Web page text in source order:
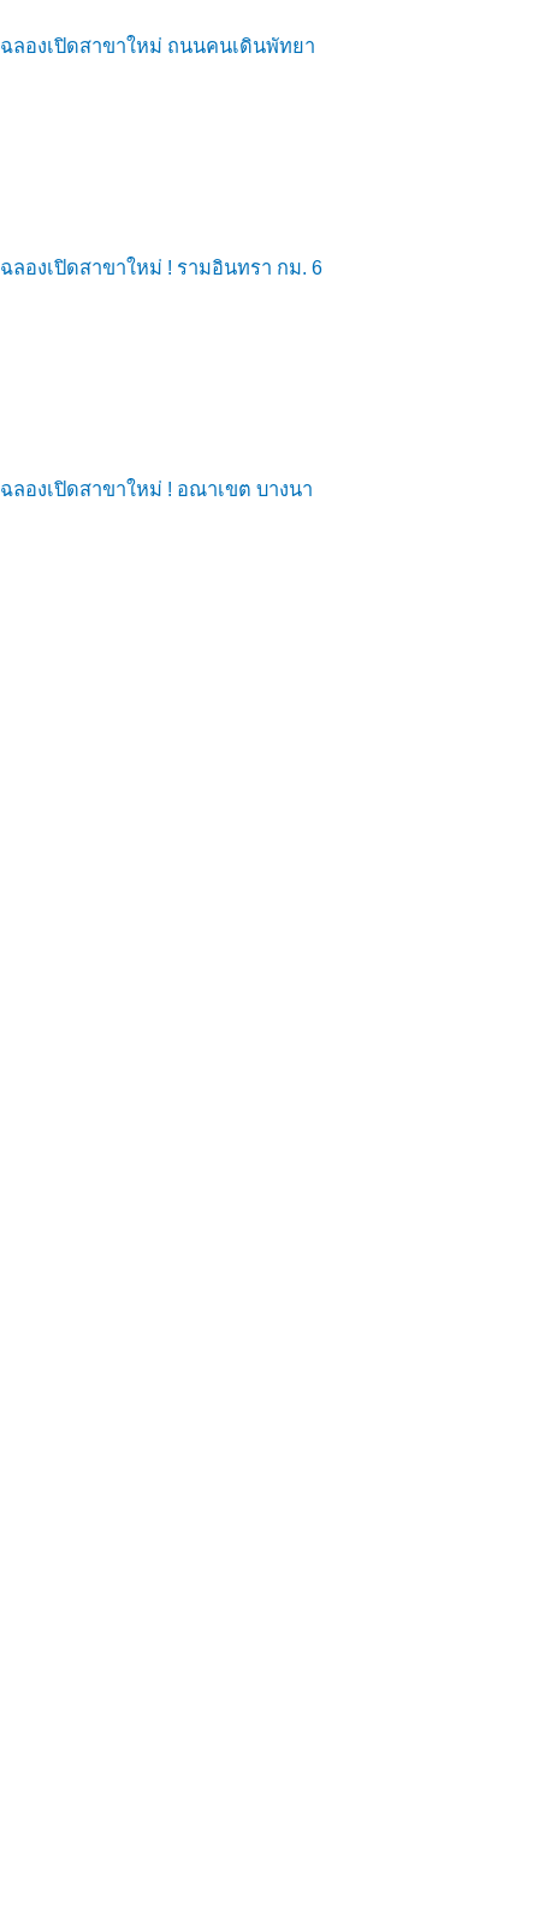
ฉลองเปิดสาขาใหม่ ถนนคนเดินพัทยา
ฉลองเปิดสาขาใหม่ ! รามอินทรา กม. 6
ฉลองเปิดสาขาใหม่ ! อณาเขต บางนา